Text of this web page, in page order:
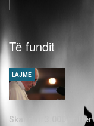
Të fundit
Skandal: 3.000
LAJME